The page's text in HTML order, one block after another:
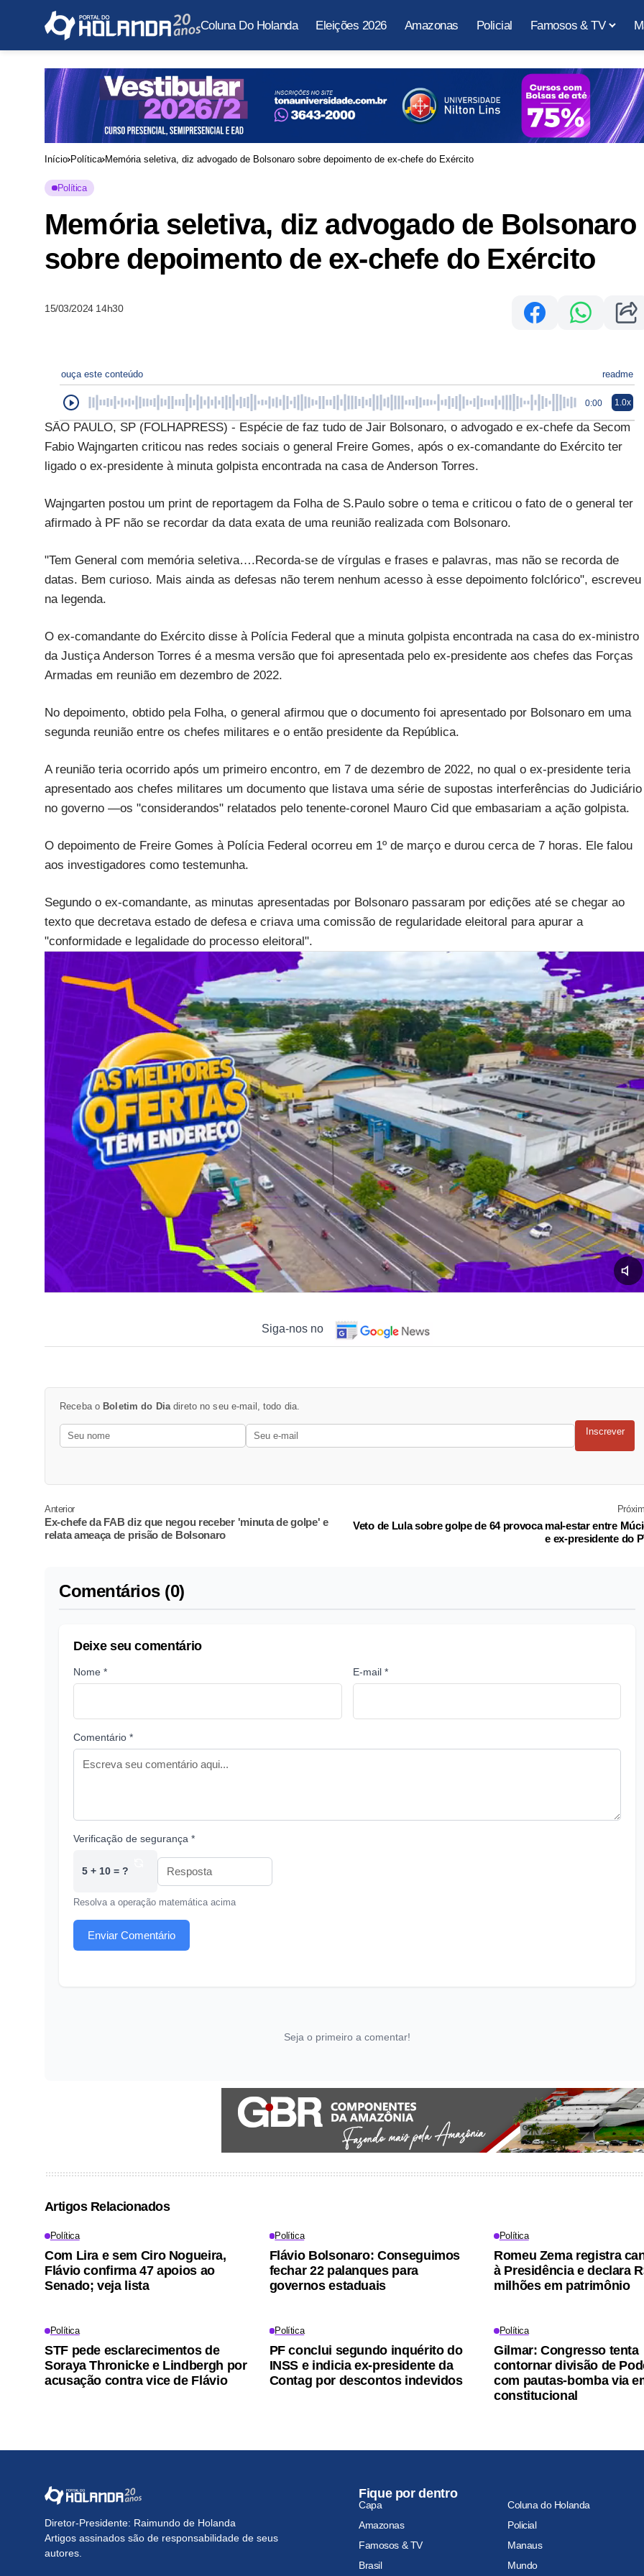
Coluna Do Holanda Eleições 2026 Amazonas Policial Famosos & TV
Início Política Memória seletiva, diz advogado de Bolsonaro sobre depoimento de ex-chefe do Exército
Política
Memória seletiva, diz advogado de Bolsonaro
sobre depoimento de ex-chefe do Exército
15/03/2024 14h30
ouça este conteúdo readme
0:00 1.0x
SÃO PAULO, SP (FOLHAPRESS) - Espécie de faz tudo de Jair Bolsonaro, o advogado e ex-chefe da Secom
Fabio Wajngarten criticou nas redes sociais o general Freire Gomes, após o ex-comandante do Exército ter
ligado o ex-presidente à minuta golpista encontrada na casa de Anderson Torres.
Wajngarten postou um print de reportagem da Folha de S.Paulo sobre o tema e criticou o fato de o general ter
afirmado à PF não se recordar da data exata de uma reunião realizada com Bolsonaro.
"Tem General com memória seletiva….Recorda-se de vírgulas e frases e palavras, mas não se recorda de
datas. Bem curioso. Mais ainda as defesas não terem nenhum acesso à esse depoimento folclórico", escreveu
na legenda.
O ex-comandante do Exército disse à Polícia Federal que a minuta golpista encontrada na casa do ex-ministro
da Justiça Anderson Torres é a mesma versão que foi apresentada pelo ex-presidente aos chefes das Forças
Armadas em reunião em dezembro de 2022.
No depoimento, obtido pela Folha, o general afirmou que o documento foi apresentado por Bolsonaro em uma
segunda reunião entre os chefes militares e o então presidente da República.
A reunião teria ocorrido após um primeiro encontro, em 7 de dezembro de 2022, no qual o ex-presidente teria
apresentado aos chefes militares um documento que listava uma série de supostas interferências do Judiciário
no governo —os "considerandos" relatados pelo tenente-coronel Mauro Cid que embasariam a ação golpista.
O depoimento de Freire Gomes à Polícia Federal ocorreu em 1º de março e durou cerca de 7 horas. Ele falou
aos investigadores como testemunha.
Segundo o ex-comandante, as minutas apresentadas por Bolsonaro passaram por edições até se chegar ao
texto que decretava estado de defesa e criava uma comissão de regularidade eleitoral para apurar a
"conformidade e legalidade do processo eleitoral".
Siga-nos no
Receba o Boletim do Diadireto no seu e-mail, todo dia.
Inscrever
Anterior
Ex-chefe da FAB diz que negou receber 'minuta de golpe' e
relata ameaça de prisão de Bolsonaro
Veto de Lula sobre golpe de 64 provoca mal-estar entre
e ex-presidente do
Comentários (0)
Deixe seu comentário
Nome * E-mail *
Comentário *
Verificação de segurança *
5 + 10 = ?
Resolva a operação matemática acima
Enviar Comentário
Seja o primeiro a comentar!
Artigos Relacionados
Política
Com Lira e sem Ciro Nogueira,
Flávio confirma 47 apoios ao
Senado; veja lista
Política
Flávio Bolsonaro: Conseguimos
fechar 22 palanques para
governos estaduais
Política
Romeu Zema registra
à Presidência e declara
milhões em patrimônio
Política
STF pede esclarecimentos de
Soraya Thronicke e Lindbergh por
acusação contra vice de Flávio
Política
PF conclui segundo inquérito do
INSS e indicia ex-presidente da
Contag por descontos indevidos
Política
Gilmar: Congresso tenta
contornar divisão de
com pautas-bomba via
constitucional
Diretor-Presidente: Raimundo de Holanda
Artigos assinados são de responsabilidade de seus
autores.
Fique por dentro
Capa
Coluna do Holanda
Amazonas
Policial
Famosos & TV
Manaus
Brasil
Mundo